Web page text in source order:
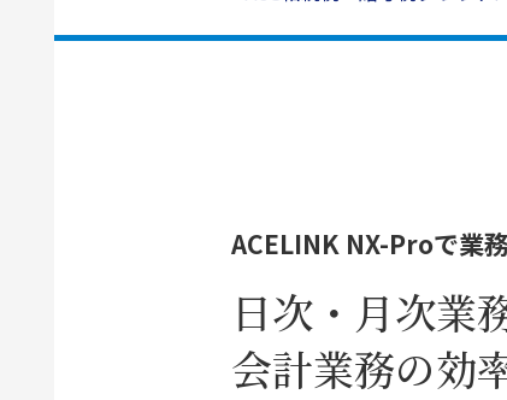
ACELINK NX-Proで業
日次・月次業
会計業務の効